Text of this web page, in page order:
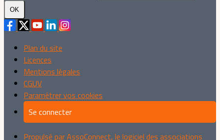
OK
Plan du site
Licences
Mentions légales
CGUV
Paramétrer vos cookies
Se connecter
Propulsé par AssoConnect, le logiciel des associations